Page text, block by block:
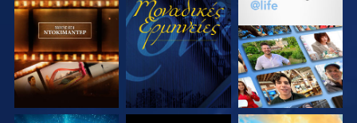
ΕΞΕΡΕΥΝΗΣΤΕ ΤΗ
ΣΕΙΡΑ
ΠΑΡΑΚΟΛΟΥΘΗΣΤΕ
ΕΞΕΡΕΥΝΗΣΤΕ ΤΗ